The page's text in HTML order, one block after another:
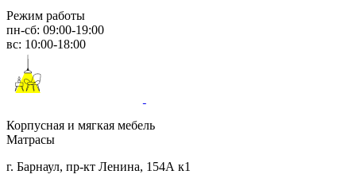
Режим работы
пн-сб: 09:00-19:00
вс: 10:00-18:00
Корпусная и мягкая мебель
Матрасы
г. Барнаул, пр-кт Ленина, 154А к1